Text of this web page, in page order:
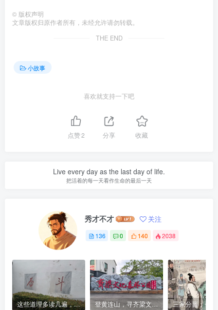
© 版权声明
文章版权归原作者所有，未经允许请勿转载。
THE END
小故事
喜欢就支持一下吧
点赞2 分享 收藏
Live every day as the last day of life.
把活着的每一天看作生命的最后一天
秀才不才 关注
136 0 140 2038
这些道理多读几遍，凡事豁然开朗 登黄连山，寻齐梁文化，这座免费森林公园藏着千年风雅与山野诗意